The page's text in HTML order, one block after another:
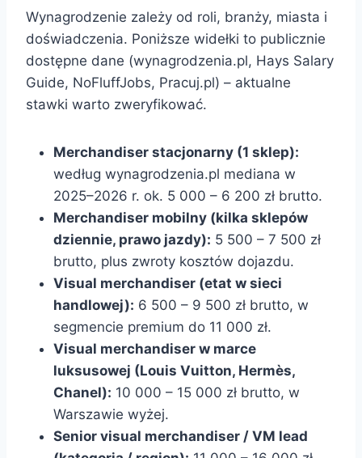
Wynagrodzenie zależy od roli, branży, miasta i
doświadczenia. Poniższe widełki to publicznie
dostępne dane (wynagrodzenia.pl, Hays Salary
Guide, NoFluffJobs, Pracuj.pl) – aktualne
stawki warto zweryfikować.
Merchandiser stacjonarny (1 sklep):
według wynagrodzenia.pl mediana w
2025–2026 r. ok. 5 000 – 6 200 zł brutto.
Merchandiser mobilny (kilka sklepów
dziennie, prawo jazdy): 5 500 – 7 500 zł
brutto, plus zwroty kosztów dojazdu.
Visual merchandiser (etat w sieci
handlowej): 6 500 – 9 500 zł brutto, w
segmencie premium do 11 000 zł.
Visual merchandiser w marce
luksusowej (Louis Vuitton, Hermès,
Chanel): 10 000 – 15 000 zł brutto, w
Warszawie wyżej.
Senior visual merchandiser / VM lead